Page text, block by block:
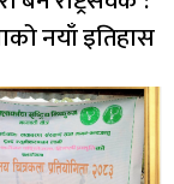
नयाँ इतिहास